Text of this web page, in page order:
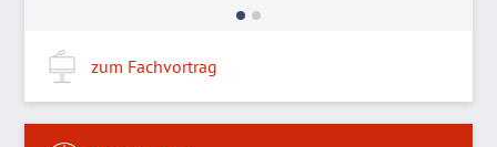
zum Fachvortrag